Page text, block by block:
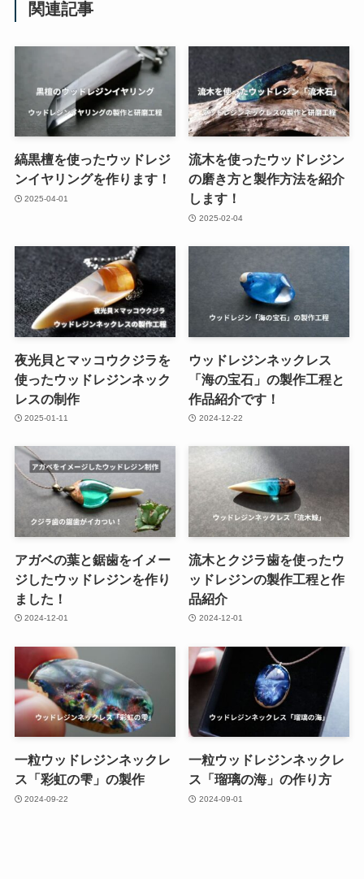
関連記事
縞黒檀を使ったウッドレジ
ンイヤリングを作ります！
2025-04-01
流木を使ったウッドレジン
の磨き方と製作方法を紹介
します！
2025-02-04
夜光貝とマッコウクジラを
使ったウッドレジンネック
レスの制作
2025-01-11
ウッドレジンネックレス
「海の宝石」の製作工程と
作品紹介です！
2024-12-22
アガベの葉と鋸歯をイメー
ジしたウッドレジンを作り
ました！
2024-12-01
流木とクジラ歯を使ったウ
ッドレジンの製作工程と作
品紹介
2024-12-01
一粒ウッドレジンネックレ
ス「彩虹の雫」の製作
2024-09-22
一粒ウッドレジンネックレ
ス「瑠璃の海」の作り方
2024-09-01